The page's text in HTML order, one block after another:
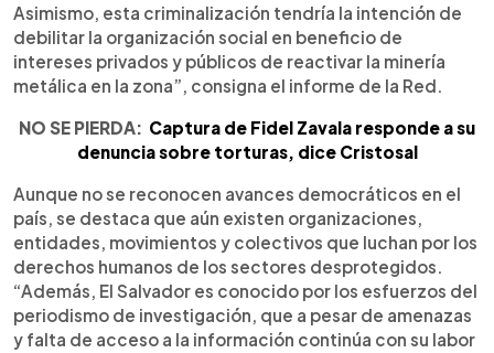
Asimismo, esta criminalización tendría la intención de
debilitar la organización social en beneficio de
intereses privados y públicos de reactivar la minería
metálica en la zona”, consigna el informe de la Red.
NO SE PIERDA: Captura de Fidel Zavala responde a su
denuncia sobre torturas, dice Cristosal
Aunque no se reconocen avances democráticos en el
país, se destaca que aún existen organizaciones,
entidades, movimientos y colectivos que luchan por los
derechos humanos de los sectores desprotegidos.
“Además, El Salvador es conocido por los esfuerzos del
periodismo de investigación, que a pesar de amenazas
y falta de acceso a la información continúa con su labor